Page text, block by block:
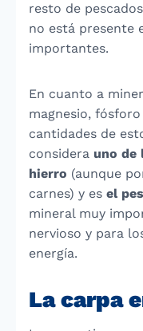
resto de
no está presente
importantes.
En cuanto a
magnesio,
cantidades de
considera uno de
hierro (aunque
carnes) y es el
mineral muy
nervioso y para
energía.
La carpa